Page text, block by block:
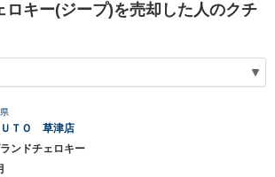
ロキー(ジープ)を売却した人のクチ
ＴＯ 草津店
ンドチェロキー